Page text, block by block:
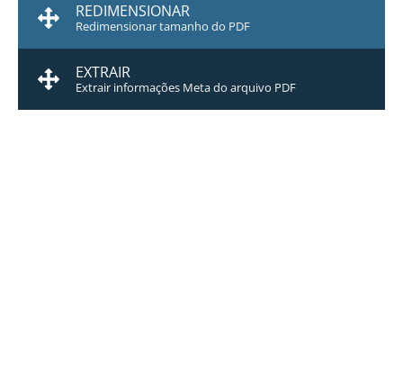
REDIMENSIONAR
Redimensionar tamanho do PDF
EXTRAIR
Extrair informações Meta do arquivo PDF